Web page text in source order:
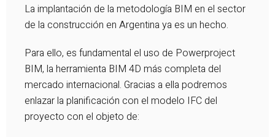
La implantación de la metodología BIM en el sector
de la construcción en Argentina ya es un hecho.
Para ello, es fundamental el uso de Powerproject
BIM, la herramienta BIM 4D más completa del
mercado internacional. Gracias a ella podremos
enlazar la planificación con el modelo IFC del
proyecto con el objeto de: